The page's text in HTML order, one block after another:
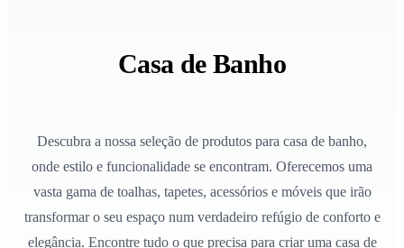
Casa de Banho
Descubra a nossa seleção de produtos para casa de banho,
onde estilo e funcionalidade se encontram. Oferecemos uma
vasta gama de toalhas, tapetes, acessórios e móveis que irão
transformar o seu espaço num verdadeiro refúgio de conforto e
elegância. Encontre tudo o que precisa para criar uma casa de